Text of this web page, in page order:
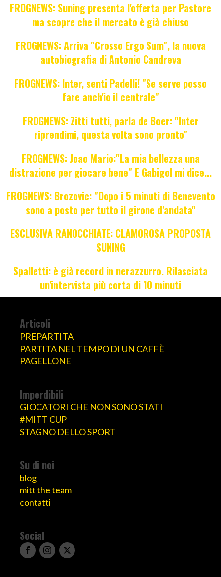
FROGNEWS: Suning presenta l'offerta per Pastore
ma scopre che il mercato è già chiuso
FROGNEWS: Arriva "Crosso Ergo Sum", la nuova
autobiografia di Antonio Candreva
FROGNEWS: Inter, senti Padelli! "Se serve posso
fare anch'io il centrale"
FROGNEWS: Zitti tutti, parla de Boer: "Inter
riprendimi, questa volta sono pronto"
FROGNEWS: Joao Mario:"La mia bellezza una
distrazione per giocare bene" E Gabigol mi dice...
FROGNEWS: Brozovic: "Dopo i 5 minuti di Benevento
sono a posto per tutto il girone d'andata"
ESCLUSIVA RANOCCHIATE: CLAMOROSA PROPOSTA
SUNING
Spalletti: è già record in nerazzurro. Rilasciata
un'intervista più corta di 10 minuti
Articoli
PREPARTITA
PARTITA NEL TEMPO DI UN CAFFÈ
PAGELLONE
Imperdibili
GIOCATORI CHE NON SONO STATI
#MITT CUP
STAGNO DELLO SPORT
Su di noi
blog
mitt the team
contatti
Social